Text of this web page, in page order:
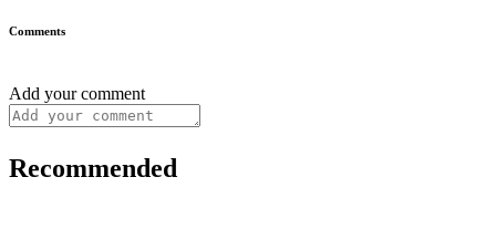
Comments
Add your comment
Recommended